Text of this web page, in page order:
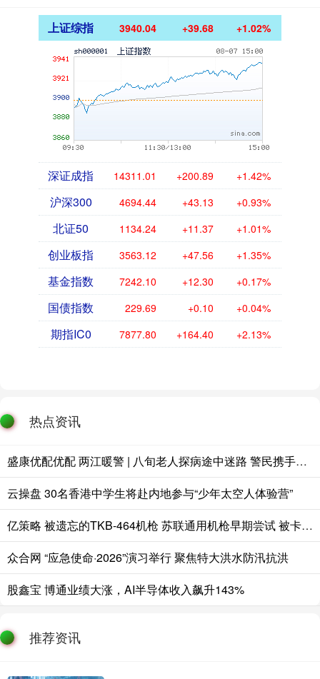
上证综指 3940.04 +39.68 +1.02%
深证成指 14311.01 +200.89 +1.42%
沪深300 4694.44 +43.13 +0.93%
北证50 1134.24 +11.37 +1.01%
创业板指 3563.12 +47.56 +1.35%
基金指数 7242.10 +12.30 +0.17%
国债指数 229.69 +0.10 +0.04%
期指IC0 7877.80 +164.40 +2.13%
热点资讯
盛康优配优配 两江暖警 | 八旬老人探病途中迷路 警民携手暖心护送归家
云操盘 30名香港中学生将赴内地参与“少年太空人体验营”
亿策略 被遗忘的TKB-464机枪 苏联通用机枪早期尝试 被卡拉什尼科夫终结
众合网 “应急使命·2026”演习举行 聚焦特大洪水防汛抗洪
股鑫宝 博通业绩大涨，AI半导体收入飙升143%
推荐资讯